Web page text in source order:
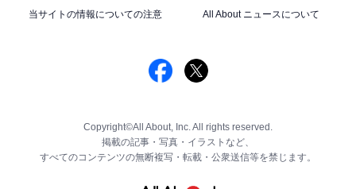
当サイトの情報についての注意
All About ニュースについて
Copyright©All About, Inc. All rights reserved.
掲載の記事・写真・イラストなど、
すべてのコンテンツの無断複写・転載・公衆送信等を禁じます。